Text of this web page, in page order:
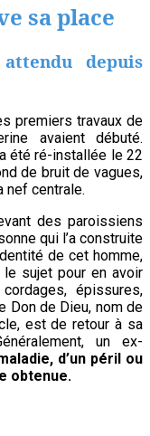
sa place
depuis
premiers travaux de
avaient débuté.
été ré-installée le 22
de bruit de vagues,
nef centrale.
des paroissiens
qui l’a construite
de cet homme,
sujet pour en avoir
épissures,
Don de Dieu, nom de
est de retour à sa
un ex-
d’un péril ou
obtenue.